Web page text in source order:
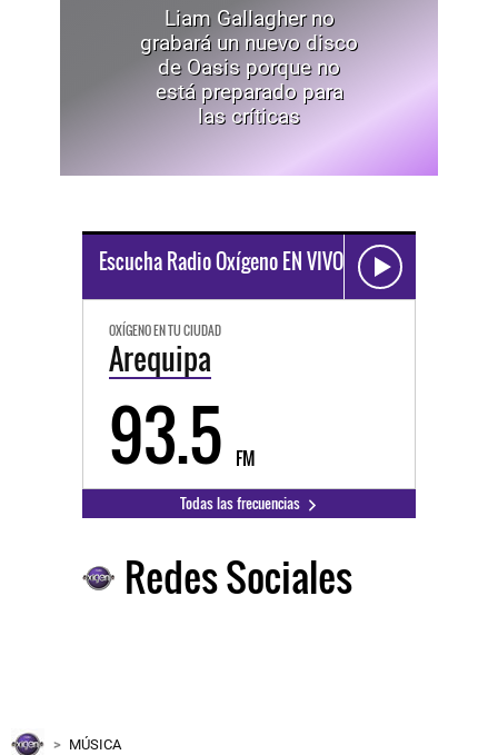
Liam Gallagher no
grabará un nuevo disco
de Oasis porque no
está preparado para
las críticas
Escucha Radio Oxígeno EN VIVO
OXÍGENO EN TU CIUDAD
Arequipa
93.5 FM
Todas las frecuencias
Redes Sociales
MÚSICA